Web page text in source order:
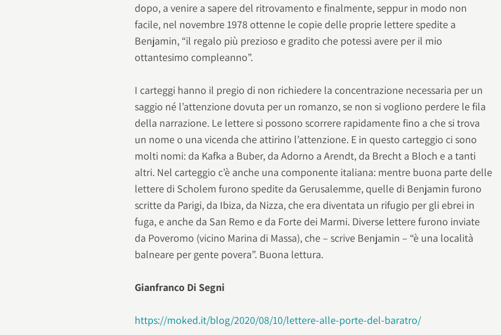
dopo, a venire a sapere del ritrovamento e finalmente, seppur in modo non
facile, nel novembre 1978 ottenne le copie delle proprie lettere spedite a
Benjamin, “il regalo più prezioso e gradito che potessi avere per il mio
ottantesimo compleanno”.
I carteggi hanno il pregio di non richiedere la concentrazione necessaria per un
saggio né l’attenzione dovuta per un romanzo, se non si vogliono perdere le fila
della narrazione. Le lettere si possono scorrere rapidamente fino a che si trova
un nome o una vicenda che attirino l’attenzione. E in questo carteggio ci sono
molti nomi: da Kafka a Buber, da Adorno a Arendt, da Brecht a Bloch e a tanti
altri. Nel carteggio c’è anche una componente italiana: mentre buona parte delle
lettere di Scholem furono spedite da Gerusalemme, quelle di Benjamin furono
scritte da Parigi, da Ibiza, da Nizza, che era diventata un rifugio per gli ebrei in
fuga, e anche da San Remo e da Forte dei Marmi. Diverse lettere furono inviate
da Poveromo (vicino Marina di Massa), che – scrive Benjamin – “è una località
balneare per gente povera”. Buona lettura.
Gianfranco Di Segni
https://moked.it/blog/2020/08/10/lettere-alle-porte-del-baratro/